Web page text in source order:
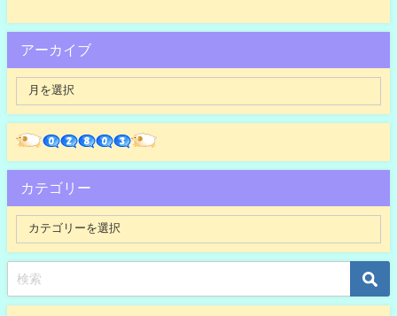
アーカイブ
カテゴリー